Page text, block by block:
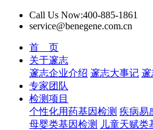
Call Us Now:400-885-1861
service@benegene.com.cn
首 页
关于邃志
邃志企业介绍 邃志大事记 邃
专家团队
检测项目
个性化用药基因检测 疾病易
母婴类基因检测
儿童天赋类